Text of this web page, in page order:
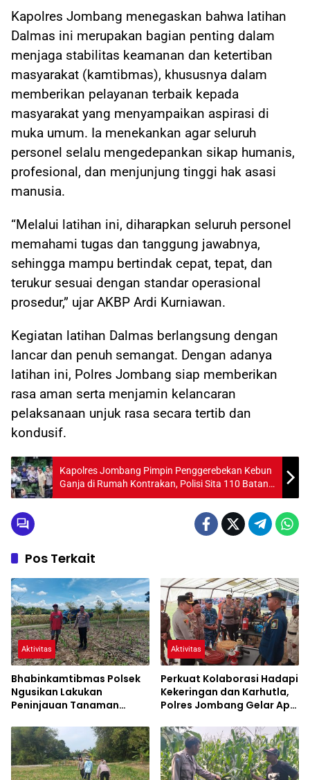
Kapolres Jombang menegaskan bahwa latihan
Dalmas ini merupakan bagian penting dalam
menjaga stabilitas keamanan dan ketertiban
masyarakat (kamtibmas), khususnya dalam
memberikan pelayanan terbaik kepada
masyarakat yang menyampaikan aspirasi di
muka umum. Ia menekankan agar seluruh
personel selalu mengedepankan sikap humanis,
profesional, dan menjunjung tinggi hak asasi
manusia.
“Melalui latihan ini, diharapkan seluruh personel
memahami tugas dan tanggung jawabnya,
sehingga mampu bertindak cepat, tepat, dan
terukur sesuai dengan standar operasional
prosedur,” ujar AKBP Ardi Kurniawan.
Kegiatan latihan Dalmas berlangsung dengan
lancar dan penuh semangat. Dengan adanya
latihan ini, Polres Jombang siap memberikan
rasa aman serta menjamin kelancaran
pelaksanaan unjuk rasa secara tertib dan
kondusif.
Kapolres Jombang Pimpin Penggerebekan Kebun
Ganja di Rumah Kontrakan, Polisi Sita 110 Batang
Ganja Hidup
Pos Terkait
Aktivitas
Bhabinkamtibmas Polsek
Ngusikan Lakukan
Peninjauan Tanaman
Mendukung Ketahanan
Pangan
Aktivitas
Perkuat Kolaborasi Hadapi
Kekeringan dan Karhutla,
Polres Jombang Gelar Apel